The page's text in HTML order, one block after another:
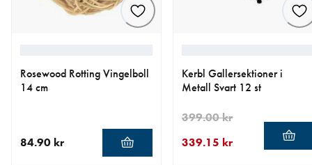
Rosewood Rotting Vingelboll
14 cm
84.90 kr
Kerbl Gallersektioner i
Metall Svart 12 st
339.15 kr
399.00 kr